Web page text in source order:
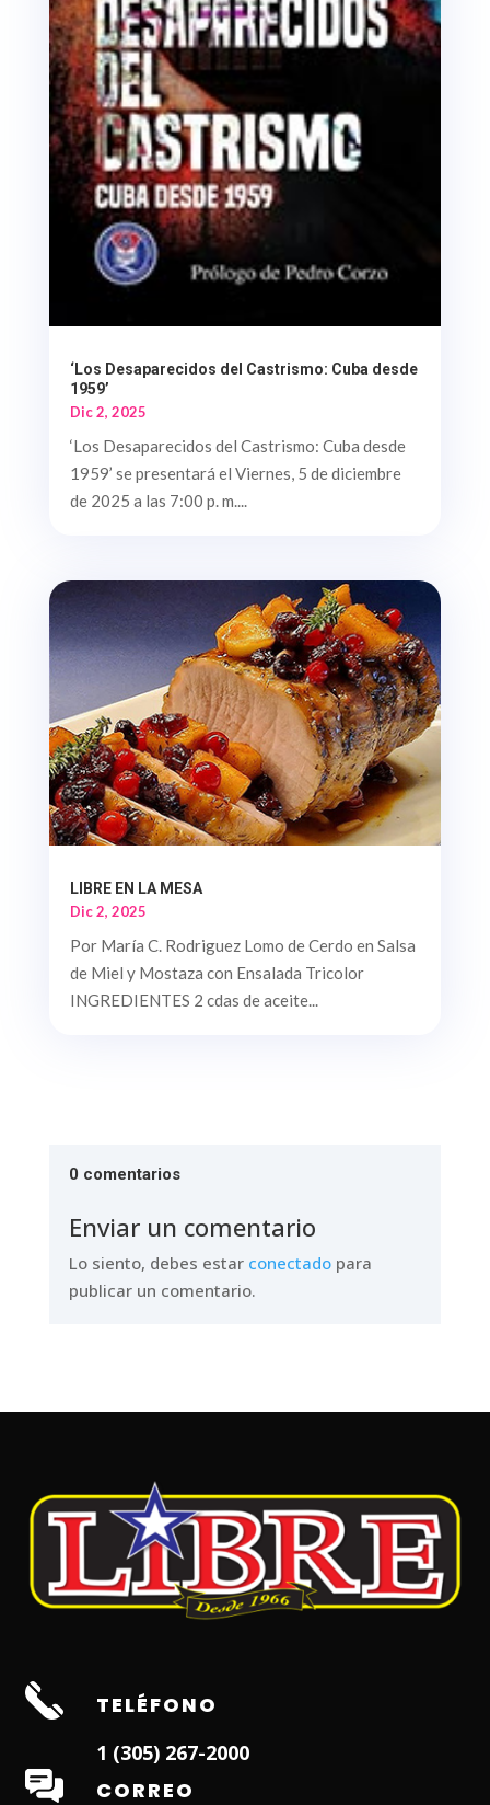
‘Los Desaparecidos del Castrismo: Cuba desde
1959’
Dic 2, 2025
‘Los Desaparecidos del Castrismo: Cuba desde
1959’ se presentará el Viernes, 5 de diciembre
de 2025 a las 7:00 p. m....
LIBRE EN LA MESA
Dic 2, 2025
Por María C. Rodriguez Lomo de Cerdo en Salsa
de Miel y Mostaza con Ensalada Tricolor
INGREDIENTES 2 cdas de aceite...
0 comentarios
Enviar un comentario
Lo siento, debes estar conectadopara
publicar un comentario.
TELÉFONO
1 (305) 267-2000
CORREO